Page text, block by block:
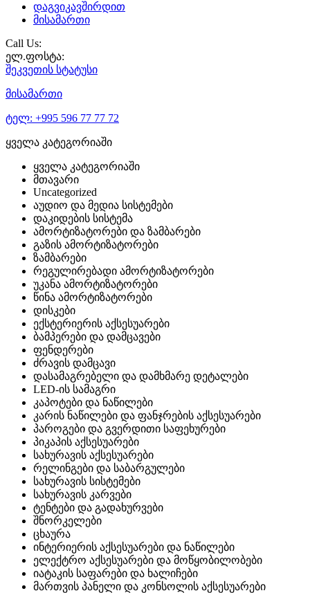
დაგვიკავშირდით
მისამართი
Call Us:
ელ.ფოსტა:
შეკვეთის სტატუსი
მისამართი
ტელ: +995 596 77 77 72
ყველა კატეგორიაში
ყველა კატეგორიაში
მთავარი
Uncategorized
აუდიო და მედია სისტემები
დაკიდების სისტემა
ამორტიზატორები და ზამბარები
გაზის ამორტიზატორები
ზამბარები
რეგულირებადი ამორტიზატორები
უკანა ამორტიზატორები
წინა ამორტიზატორები
დისკები
ექსტერიერის აქსესუარები
ბამპერები და დამცავები
ფენდერები
ძრავის დამცავი
დასამაგრებელი და დამხმარე დეტალები
LED-ის სამაგრი
კაპოტები და ნაწილები
კარის ნაწილები და ფანჯრების აქსესუარები
პაროგები და გვერდითი საფეხურები
პიკაპის აქსესუარები
სახურავის აქსესუარები
რელინგები და საბარგულები
სახურავის სისტემები
სახურავის კარვები
ტენტები და გადახურვები
შნორკელები
ცხაურა
ინტერიერის აქსესუარები და ნაწილები
ელექტრო აქსესუარები და მოწყობილობები
იატაკის საფარები და ხალიჩები
მართვის პანელი და კონსოლის აქსესუარები